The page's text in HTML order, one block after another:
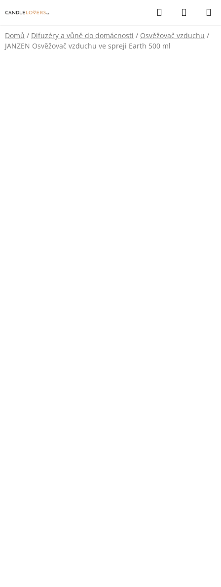
na
obsah
Hledat
KOŠÍK
Domů / Difuzéry a vůně do domácnosti / Osvěžovač vzduchu /
JANZEN Osvěžovač vzduchu ve spreji Earth 500 ml